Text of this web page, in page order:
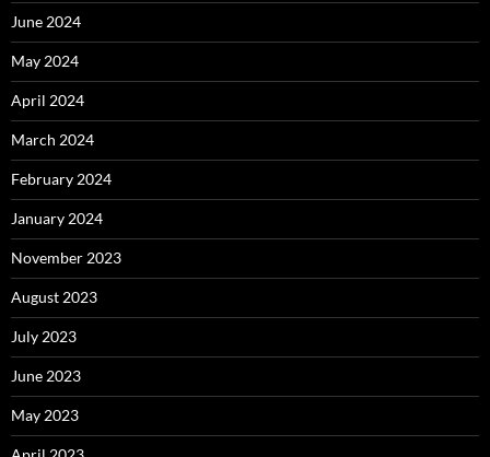
June 2024
May 2024
April 2024
March 2024
February 2024
January 2024
November 2023
August 2023
July 2023
June 2023
May 2023